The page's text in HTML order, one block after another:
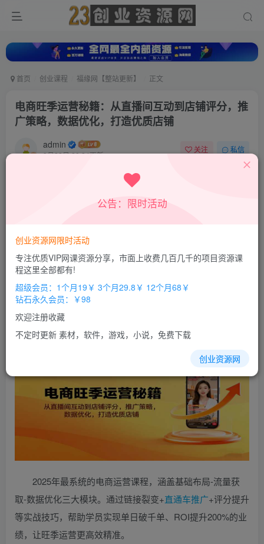
首页 创业课程 福缘网【整站更新】 正文
电商旺季运营秘籍：从直播间互动到店铺评分，推
广策略，数据优化，打造优质店铺
admin
9月28日 20:24更新
关注 私信
超级会员
立即购买
您当前未登录！建议登陆后购买，办理会员包月更省钱，可保存购
2025年最系统的电商运营课程，涵盖基础布局-流量获
取-数据优化三大模块。通过链接裂变+直通车推广+评分提升
等实战技巧，帮助学员实现单日破千单、ROI提升200%的业
绩，让旺季运营更高效精准。
公告：限时活动
创业资源网限时活动
专注优质VIP网课资源分享，市面上收费几百几千的项目资源课
程这里全部都有!
超级会员：1个月19￥ 3个月29.8￥ 12个月68￥
钻石永久会员：￥98
欢迎注册收藏
不定时更新 素材，软件，游戏，小说，免费下载
创业资源网